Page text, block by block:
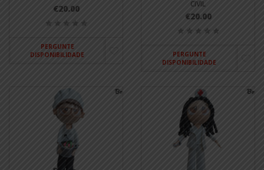
€20.00
PERGUNTE
DISPONIBILIDADE
CIVIL
€20.00
PERGUNTE
DISPONIBILIDADE